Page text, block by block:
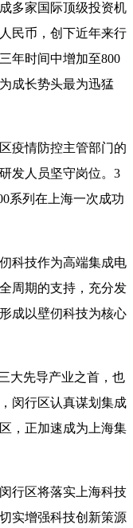
多家国际顶级投资机
民币，创下近年来行
年时间中增加至800
成长势头最为迅猛
疫情防控主管部门的
发人员坚守岗位。3
系列在上海一次成功
科技作为高端集成电
周期的支持，充分发
成以壁仞科技为核心
大先导产业之首，也
闵行区认真谋划集成
，正加速成为上海集
行区将落实上海科技
实增强科技创新策源